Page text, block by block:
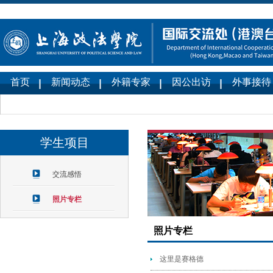
首页 新闻动态 外籍专家 因公出访 外事接待
学生项目
交流感悟
照片专栏
照片专栏
这里是赛格德